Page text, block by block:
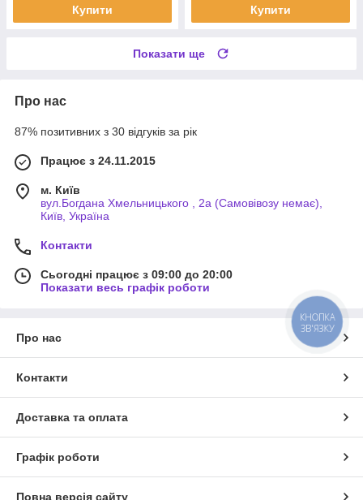
Купити Купити
Показати ще
Про нас
87% позитивних з 30 відгуків за рік
Працює з 24.11.2015
м. Київ
вул.Богдана Хмельницького , 2а (Самовівозу немає),
Київ, Україна
Контакти
Сьогодні працює з 09:00 до 20:00
Показати весь графік роботи
Про нас
Контакти
Доставка та оплата
Графік роботи
Повна версія сайту
КНОПКА
ЗВ'ЯЗКУ